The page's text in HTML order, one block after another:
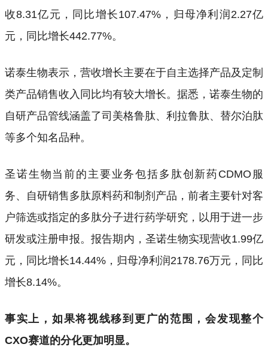
收8.31亿元，同比增长107.47%，归母净利润2.27亿
元，同比增长442.77%。
诺泰生物表示，营收增长主要在于自主选择产品及定制
类产品销售收入同比均有较大增长。据悉，诺泰生物的
自研产品管线涵盖了司美格鲁肽、利拉鲁肽、替尔泊肽
等多个知名品种。
圣诺生物当前的主要业务包括多肽创新药CDMO服
务、自研销售多肽原料药和制剂产品，前者主要针对客
户筛选或指定的多肽分子进行药学研究，以用于进一步
研发或注册申报。报告期内，圣诺生物实现营收1.99亿
元，同比增长14.44%，归母净利润2178.76万元，同比
增长8.14%。
事实上，如果将视线移到更广的范围，会发现整个
CXO赛道的分化更加明显。